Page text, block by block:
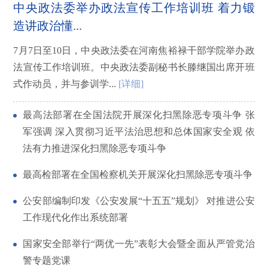
中央政法委举办政法宣传工作培训班 着力锻
造讲政治懂...
7月7日至10日，中央政法委在河南焦裕禄干部学院举办政
法宣传工作培训班。中央政法委副秘书长滕继国出席开班
式作动员，并与参训学... [详细]
最高法部署在全国法院开展深化扫黑除恶专项斗争 张
军强调 深入贯彻习近平法治思想和总体国家安全观 依
法有力推进深化扫黑除恶专项斗争
最高检部署在全国检察机关开展深化扫黑除恶专项斗争
公安部编制印发《公安发展“十五五”规划》 对推进公安
工作现代化作出系统部署
国家安全部举行“两优一先”表彰大会暨全面从严管党治
警专题党课